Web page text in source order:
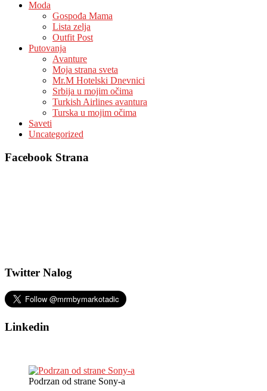
Moda
Gospođa Mama
Lista zelja
Outfit Post
Putovanja
Avanture
Moja strana sveta
Mr.M Hotelski Dnevnici
Srbija u mojim očima
Turkish Airlines avantura
Turska u mojim očima
Saveti
Uncategorized
Facebook Strana
Twitter Nalog
Linkedin
Podrzan od strane Sony-a